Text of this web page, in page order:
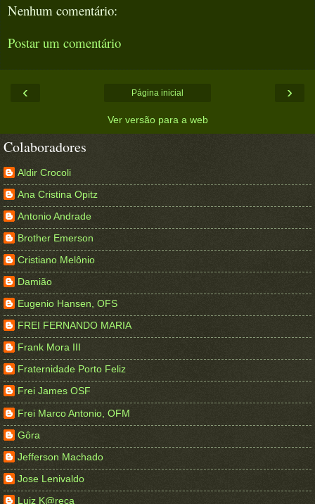
Nenhum comentário:
Postar um comentário
‹ ›
Página inicial
Ver versão para a web
Colaboradores
Aldir Crocoli
Ana Cristina Opitz
Antonio Andrade
Brother Emerson
Cristiano Melônio
Damião
Eugenio Hansen, OFS
FREI FERNANDO MARIA
Frank Mora III
Fraternidade Porto Feliz
Frei James OSF
Frei Marco Antonio, OFM
Gôra
Jefferson Machado
Jose Lenivaldo
Luiz K@reca